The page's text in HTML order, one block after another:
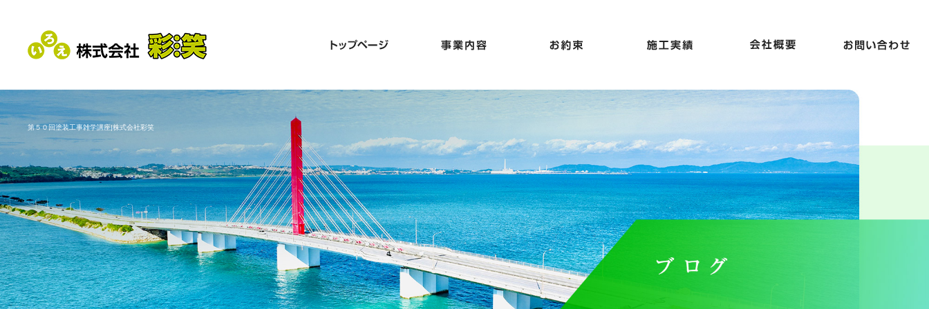
第５０回塗装工事雑学講座|株式会社彩笑